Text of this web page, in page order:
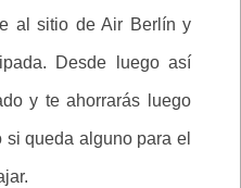
al sitio de Air Berlín y
Desde luego así
y te ahorrarás luego
queda alguno para el